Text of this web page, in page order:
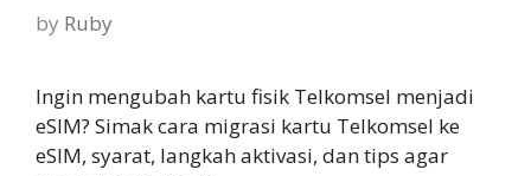
by Ruby
Ingin mengubah kartu fisik Telkomsel menjadi
eSIM? Simak cara migrasi kartu Telkomsel ke
eSIM, syarat, langkah aktivasi, dan tips agar